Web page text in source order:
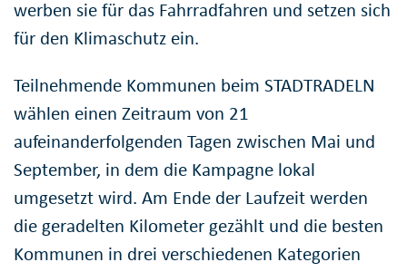
werben sie für das Fahrradfahren und setzen sich
für den Klimaschutz ein.
Teilnehmende Kommunen beim STADTRADELN
wählen einen Zeitraum von 21
aufeinanderfolgenden Tagen zwischen Mai und
September, in dem die Kampagne lokal
umgesetzt wird. Am Ende der Laufzeit werden
die geradelten Kilometer gezählt und die besten
Kommunen in drei verschiedenen Kategorien